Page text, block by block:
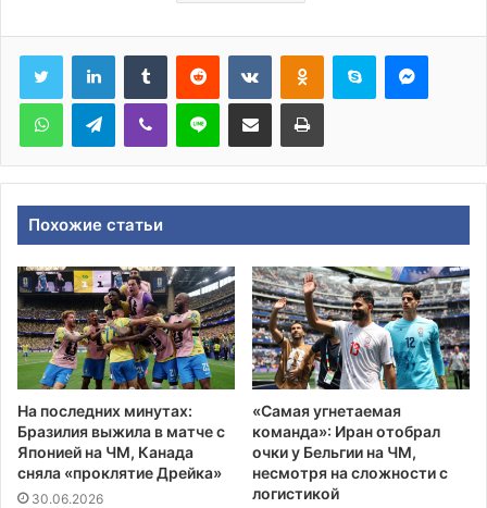
Tumblr Reddit ВконтактеОдноклассники
Skype
WhatsAppTelegramViber Line Поделиться через электронную почту Печатать
Похожие статьи
На последних минутах:
Бразилия выжила в матче с
Японией на ЧМ, Канада
сняла «проклятие Дрейка»
30.06.2026
«Самая угнетаемая
команда»: Иран отобрал
очки у Бельгии на ЧМ,
несмотря на сложности с
логистикой